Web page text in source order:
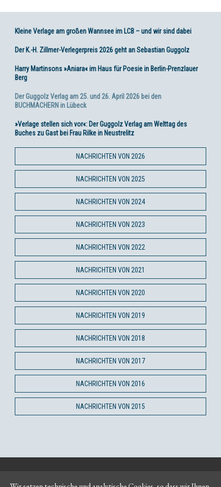
Kleine Verlage am großen Wannsee im LCB – und wir sind dabei
Der K.-H. Zillmer-Verlegerpreis 2026 geht an Sebastian Guggolz
Harry Martinsons »Aniara« im Haus für Poesie in Berlin-Prenzlauer
Berg
Der Guggolz Verlag am 25. und 26. April 2026 bei den
BUCHMACHERN in Lübeck
»Verlage stellen sich vor«: Der Guggolz Verlag am Welttag des
Buches zu Gast bei Frau Rilke in Neustrelitz
NACHRICHTEN VON 2026
NACHRICHTEN VON 2025
NACHRICHTEN VON 2024
NACHRICHTEN VON 2023
NACHRICHTEN VON 2022
NACHRICHTEN VON 2021
NACHRICHTEN VON 2020
NACHRICHTEN VON 2019
NACHRICHTEN VON 2018
NACHRICHTEN VON 2017
NACHRICHTEN VON 2016
NACHRICHTEN VON 2015